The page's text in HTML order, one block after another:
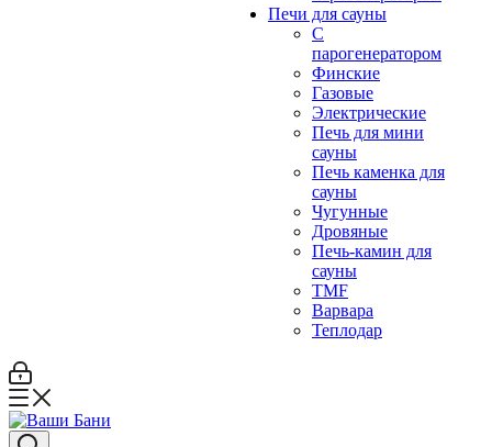
Печи для сауны
С
парогенератором
Финские
Газовые
Электрические
Печь для мини
сауны
Печь каменка для
сауны
Чугунные
Дровяные
Печь-камин для
сауны
TMF
Варвара
Теплодар